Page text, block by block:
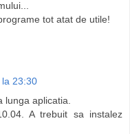
tot atat de utile!
23:30
lunga aplicatia.
A trebuit sa instalez